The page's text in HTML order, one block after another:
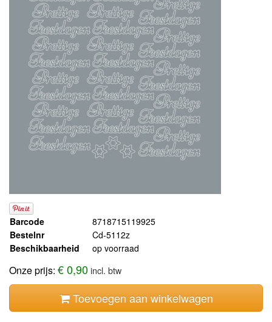
Barcode
8718715119925
Bestelnr
Cd-5112z
Beschikbaarheid
op voorraad
Onze prijs: € 0,90incl. btw
Toevoegen aan winkelwagen